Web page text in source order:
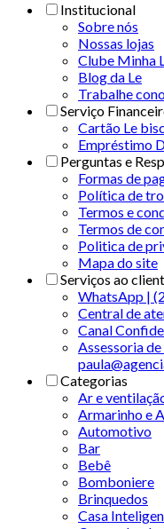
Institucional
Sobre nós
Nossas lojas
Clube Minha
Blog da Le
Trabalhe
Serviço
Cartão Le
Empréstimo
Perguntas e
Formas de
Política de
Termos e
Termos de
Politica de
Mapa do site
Serviços ao
WhatsApp |
Central de
Canal
Assessoria
Categorias
Ar e
Armarinho e
Automotivo
Bar
Bebê
Bomboniere
Brinquedos
Casa